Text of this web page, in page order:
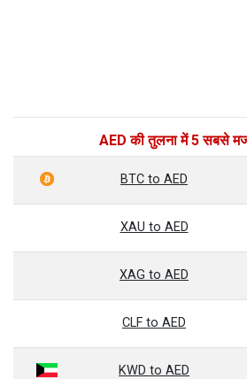
AED की तुलना में 5 सबसे
BTC to AED
XAU to AED
XAG to AED
CLF to AED
KWD to AED